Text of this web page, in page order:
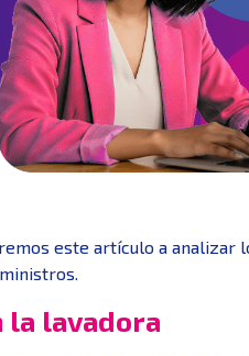
este artículo a
la lavadora